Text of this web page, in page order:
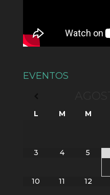
EVENTOS
L M M
3 4 5
10 11 12